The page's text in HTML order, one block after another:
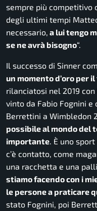
sempre più competitivo
degli ultimi tempi
necessario, a lui tengo
se ne avrà bisogno“.
Il successo di Sinner
un momento d’oro per
rilanciatosi nel 2019 con
vinto da Fabio Fognini
Berrettini a Wimbledon
possibile al mondo del
importante. È uno
c’è contatto, come
una racchetta e una
stiamo facendo con i
le persone a praticare
stato Fognini, poi